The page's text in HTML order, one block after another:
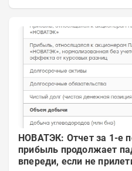
НОВАТЭК: Отчет за 1-е
прибыль продолжает
впереди, если не